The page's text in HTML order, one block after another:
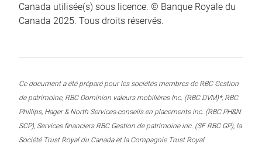
Canada utilisée(s) sous licence. © Banque Royale du
Canada 2025. Tous droits réservés.
Ce document a été préparé pour les sociétés membres de RBC Gestion
de patrimoine, RBC Dominion valeurs mobilières Inc. (RBC DVM)*, RBC
Phillips, Hager & North Services-conseils en placements inc. (RBC PH&N
SCP), Services financiers RBC Gestion de patrimoine inc. (SF RBC GP), la
Société Trust Royal du Canada et la Compagnie Trust Royal